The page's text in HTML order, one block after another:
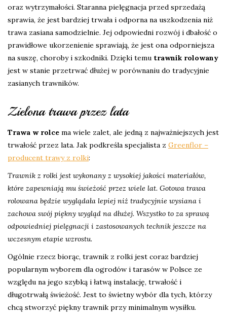
oraz wytrzymałości. Staranna pielęgnacja przed sprzedażą
sprawia, że jest bardziej trwała i odporna na uszkodzenia niż
trawa zasiana samodzielnie. Jej odpowiedni rozwój i dbałość o
prawidłowe ukorzenienie sprawiają, że jest ona odporniejsza
na suszę, choroby i szkodniki. Dzięki temu trawnik rolowany
jest w stanie przetrwać dłużej w porównaniu do tradycyjnie
zasianych trawników.
Zielona trawa przez lata
Trawa w rolce ma wiele zalet, ale jedną z najważniejszych jest
trwałość przez lata. Jak podkreśla specjalista z Greenflor –
producent trawy z rolki:
Trawnik z rolki jest wykonany z wysokiej jakości materiałów,
które zapewniają mu świeżość przez wiele lat. Gotowa trawa
rolowana będzie wyglądała lepiej niż tradycyjnie wysiana i
zachowa swój piękny wygląd na dłużej. Wszystko to za sprawą
odpowiedniej pielęgnacji i zastosowanych technik jeszcze na
wczesnym etapie wzrostu.
Ogólnie rzecz biorąc, trawnik z rolki jest coraz bardziej
popularnym wyborem dla ogrodów i tarasów w Polsce ze
względu na jego szybką i łatwą instalację, trwałość i
długotrwałą świeżość. Jest to świetny wybór dla tych, którzy
chcą stworzyć piękny trawnik przy minimalnym wysiłku.